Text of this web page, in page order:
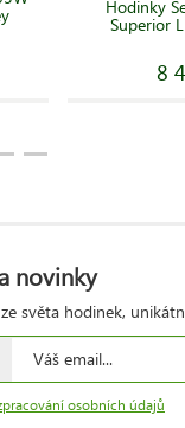
Hodinky
Superior
8
novinky
světa hodinek,
osobních údajů